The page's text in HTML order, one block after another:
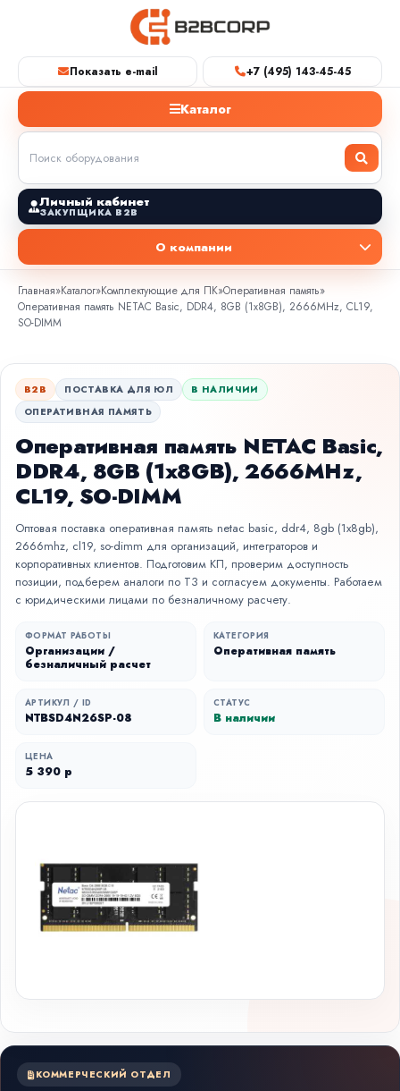
Показать e-mail +7 (495) 143-45-45
Каталог
Личный кабинет
ЗАКУПЩИКА B2B
О компании
Главная»Каталог»Комплектующие для ПК»Оперативная память»
Оперативная память NETAC Basic, DDR4, 8GB (1x8GB), 2666MHz, CL19,
SO-DIMM
B2B ПОСТАВКА ДЛЯ ЮЛ
В НАЛИЧИИ
ОПЕРАТИВНАЯ ПАМЯТЬ
Оперативная память NETAC Basic,
DDR4, 8GB (1x8GB), 2666MHz,
CL19, SO-DIMM
Оптовая поставка оперативная память netac basic, ddr4, 8gb (1x8gb),
2666mhz, cl19, so-dimm для организаций, интеграторов и
корпоративных клиентов. Подготовим КП, проверим доступность
позиции, подберем аналоги по ТЗ и согласуем документы. Работаем
с юридическими лицами по безналичному расчету.
ФОРМАТ РАБОТЫ
Организации /
безналичный расчет
КАТЕГОРИЯ
Оперативная память
АРТИКУЛ / ID
NTBSD4N26SP-08
СТАТУС
В наличии
ЦЕНА
5 390 р
КОММЕРЧЕСКИЙ ОТДЕЛ